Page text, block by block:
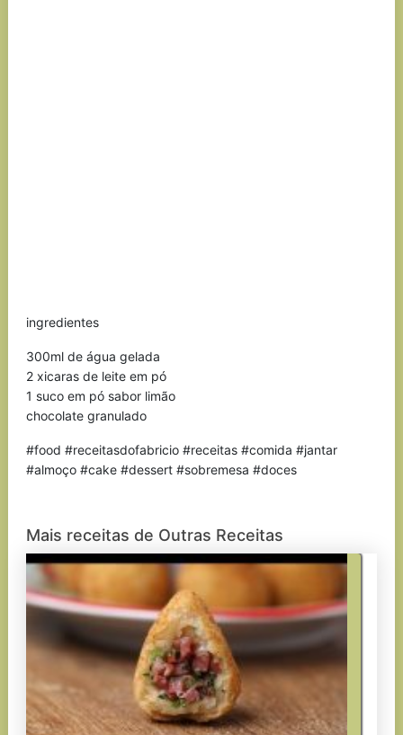
ingredientes
300ml de água gelada
2 xicaras de leite em pó
1 suco em pó sabor limão
chocolate granulado
#food #receitasdofabricio #receitas #comida #jantar
#almoço #cake #dessert #sobremesa #doces
Mais receitas de Outras Receitas